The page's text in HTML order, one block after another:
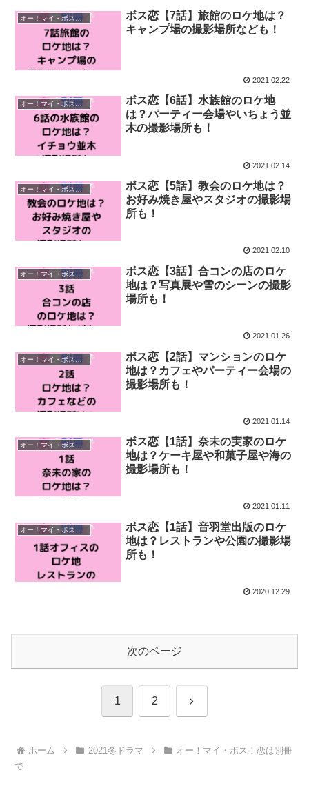
オー！マイ・ボス！恋は別冊で
ボス恋【7話】旅館のロケ地は？
キャンプ場の撮影場所なども！
2021.02.22
オー！マイ・ボス！恋は別冊で
ボス恋【6話】水族館のロケ地
は？パーティー会場やいちょう並
木の撮影場所も！
2021.02.14
オー！マイ・ボス！恋は別冊で
ボス恋【5話】教会のロケ地は？
お好み焼き屋やスタジオの撮影場
所も！
2021.02.10
オー！マイ・ボス！恋は別冊で
ボス恋【3話】合コンの店のロケ
地は？写真展や雪のシーンの撮影
場所も！
2021.01.26
オー！マイ・ボス！恋は別冊で
ボス恋【2話】マンションのロケ
地は？カフェやパーティー会場の
撮影場所も！
2021.01.14
オー！マイ・ボス！恋は別冊で
ボス恋【1話】奈未の実家のロケ
地は？ケーキ屋や和菓子屋や海の
撮影場所も！
2021.01.11
オー！マイ・ボス！恋は別冊で
ボス恋【1話】音羽堂出版のロケ
地は？レストランや公園の撮影場
所も！
2020.12.29
次のページ
1 2 次
ホーム 2021冬ドラマ
オー！マイ・ボス！恋は別冊
で